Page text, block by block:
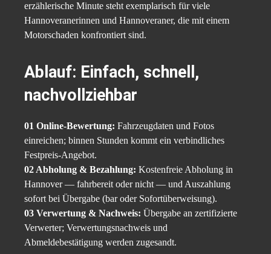
erzählerische Minute steht exemplarisch für viele
Hannoveranerinnen und Hannoveraner, die mit einem
Motorschaden konfrontiert sind.
Ablauf: Einfach, schnell,
nachvollziehbar
01 Online-Bewertung: Fahrzeugdaten und Fotos
einreichen; binnen Stunden kommt ein verbindliches
Festpreis-Angebot.
02 Abholung & Bezahlung: Kostenfreie Abholung in
Hannover — fahrbereit oder nicht — und Auszahlung
sofort bei Übergabe (bar oder Sofortüberweisung).
03 Verwertung & Nachweis: Übergabe an zertifizierte
Verwerter; Verwertungsnachweis und
Abmeldebestätigung werden zugesandt.